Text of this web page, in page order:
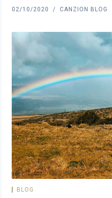
02/10/2020 CANZION BLOG
BLOG